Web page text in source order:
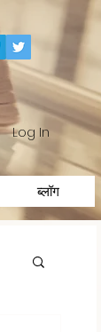
Log In
ब्लॉग